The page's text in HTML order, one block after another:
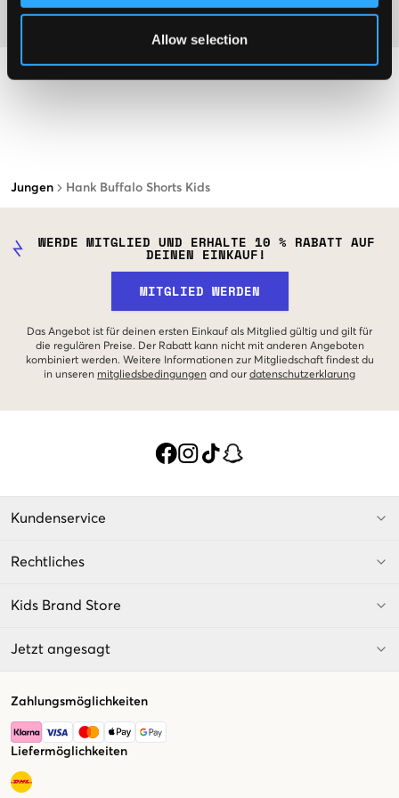
Allow selection
Jungen Hank Buffalo Shorts Kids
Material
WERDE MITGLIED UND ERHALTE 10 % RABATT AUF
DEINEN EINKAUF!
MITGLIED WERDEN
Das Angebot ist für deinen ersten Einkauf als Mitglied gültig und gilt für
die regulären Preise. Der Rabatt kann nicht mit anderen Angeboten
kombiniert werden. Weitere Informationen zur Mitgliedschaft findest du
in unseren mitgliedsbedingungen and our datenschutzerklarung
Kundenservice
Rechtliches
Kids Brand Store
Jetzt angesagt
Zahlungsmöglichkeiten
Liefermöglichkeiten